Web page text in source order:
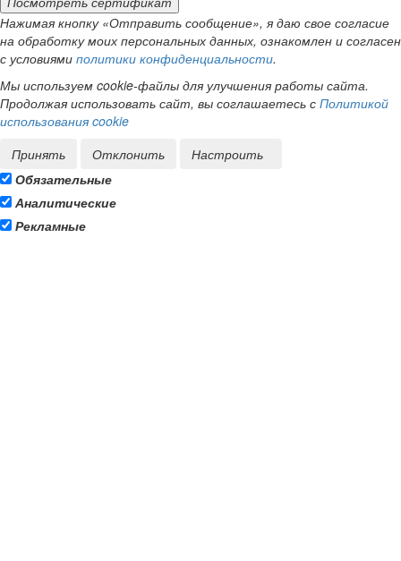
Нажимая кнопку «Отправить сообщение», я даю свое согласие
на обработку моих персональных данных, ознакомлен и согласен
с условиями политики конфиденциальности.
Мы используем cookie-файлы для улучшения работы сайта.
Продолжая использовать сайт, вы соглашаетесь с Политикой
использования cookie
Принять
Отклонить
Настроить
Обязательные
Аналитические
Рекламные